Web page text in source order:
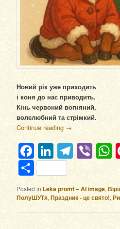
Новий рік уже приходить
і коня до нас приводить.
Кінь червоний вогняний,
волелюбний та стрімкий.
Continue reading →
Facebook
LinkedIn
Отправить
Posted in Leka promt – AI image,
ПолуШУТя,Праздник - це свято!,